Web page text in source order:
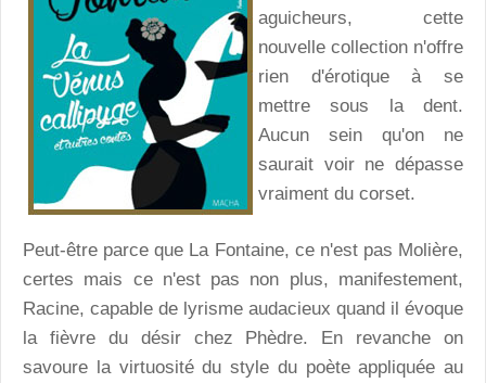
aguicheurs, cette
nouvelle collection n'offre
rien d'érotique à se
mettre sous la dent.
Aucun sein qu'on ne
saurait voir ne dépasse
vraiment du corset.
Peut-être parce que La Fontaine, ce n'est pas Molière,
certes mais ce n'est pas non plus, manifestement,
Racine, capable de lyrisme audacieux quand il évoque
la fièvre du désir chez Phèdre. En revanche on
savoure la virtuosité du style du poète appliquée au